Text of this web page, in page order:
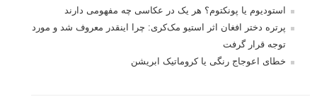
استودیوم یا پونکتوم؟ هر یک در عکاسی چه مفهومی دارند
پرتره دختر افغان اثر استیو مک‌کری: چرا اینقدر معروف شد و مورد
توجه قرار گرفت
خطای اعوجاج رنگی یا کروماتیک ابریشن